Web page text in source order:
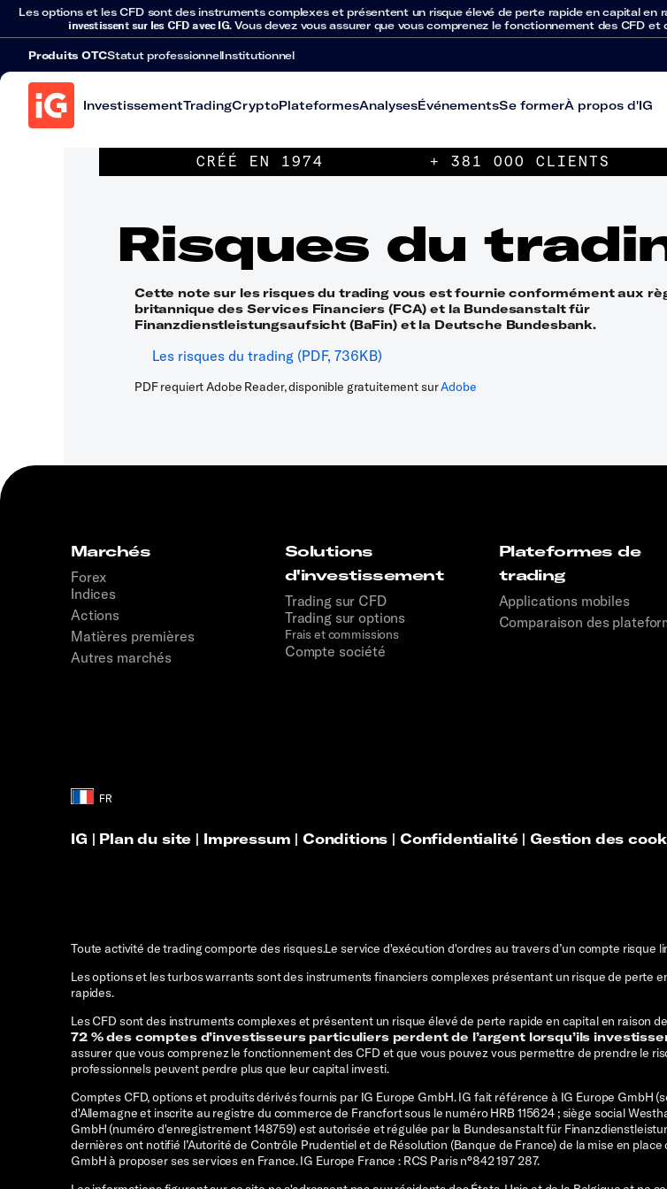
Les options et les CFD sont des instruments complexes et présentent un risque élevé de perte rapide en capital en
investissent sur les CFD avec IG. Vous devez vous assurer que vous comprenez le fonctionnement des CFD
Produits OTCStatut professionnelInstitutionnel
InvestissementTradingCryptoPlateformesAnalysesÉvénementsSe formerÀ propos d'IG
CRÉÉ EN 1974 + 381 000 CLIENTS
Risques du
Cette note sur les risques du trading vous est fournie conformément aux
britannique des Services Financiers (FCA) et la Bundesanstalt für
Finanzdienstleistungsaufsicht (BaFin) et la Deutsche Bundesbank.
Les risques du trading (PDF, 736KB)
PDF requiert Adobe Reader, disponible gratuitement surAdobe
Marchés
Forex
Indices
Actions
Matières premières
Autres marchés
Solutions
d'investissement
Trading sur CFD
Trading sur options
Frais et commissions
Compte société
Plateformes de
trading
Applications mobiles
Comparaison des
IG | Plan du site | Impressum | Conditions | Confidentialité|Gestion des
Toute activité de trading comporte des risques.Le service d'exécution d'ordres au travers d’un compte
Les options et les turbos warrants sont des instruments financiers complexes présentant un risque de perte
rapides.
Les CFD sont des instruments complexes et présentent un risque élevé de perte rapide en capital en raison
72 % des comptes d’investisseurs particuliers perdent de l’argent lorsqu’ils
assurer que vous comprenez le fonctionnement des CFD et que vous pouvez vous permettre de prendre le
professionnels peuvent perdre plus que leur capital investi.
Comptes CFD, options et produits dérivés fournis par IG Europe GmbH. IG fait référence à IG Europe GmbH
d'Allemagne et inscrite au registre du commerce de Francfort sous le numéro HRB 115624 ; siège social
GmbH (numéro d'enregistrement 148759) est autorisée et régulée par la Bundesanstalt für
dernières ont notifié l’Autorité de Contrôle Prudentiel et de Résolution (Banque de France) de la mise en
GmbH à proposer ses services en France. IG Europe France : RCS Paris n°842 197 287.